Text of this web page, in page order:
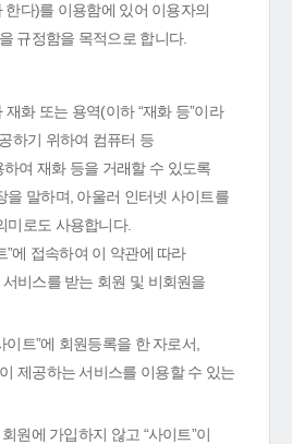
한다)를 이용함에 있어 이용자의
규정함을 목적으로 합니다.
화 또는 용역(이하 “재화 등”이라
하기 위하여 컴퓨터 등
여 재화 등을 거래할 수 있도록
을 말하며, 아울러 인터넷 사이트를
미로도 사용합니다.
”에 접속하여 이 약관에 따라
서비스를 받는 회원 및 비회원을
이트”에 회원등록을 한 자로서,
제공하는 서비스를 이용할 수 있는
원에 가입하지 않고 “사이트”이